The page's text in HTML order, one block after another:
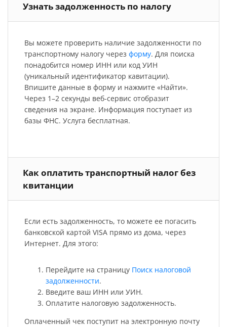
Узнать задолженность по налогу
Вы можете проверить наличие задолженности по
транспортному налогу через форму. Для поиска
понадобится номер ИНН или код УИН
(уникальный идентификатор кавитации).
Впишите данные в форму и нажмите «Найти».
Через 1–2 секунды веб-сервис отобразит
сведения на экране. Информация поступает из
базы ФНС. Услуга бесплатная.
Как оплатить транспортный налог без
квитанции
Если есть задолженность, то можете ее погасить
банковской картой VISA прямо из дома, через
Интернет. Для этого:
Перейдите на страницу Поиск налоговой
задолженности.
Введите ваш ИНН или УИН.
Оплатите налоговую задолженность.
Оплаченный чек поступит на электронную почту